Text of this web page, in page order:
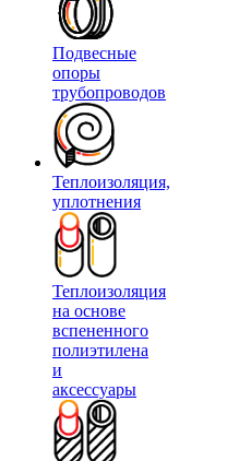
Подвесные
опоры
трубопроводов
Теплоизоляция,
уплотнения
Теплоизоляция
на основе
вспененного
полиэтилена
и
аксессуары